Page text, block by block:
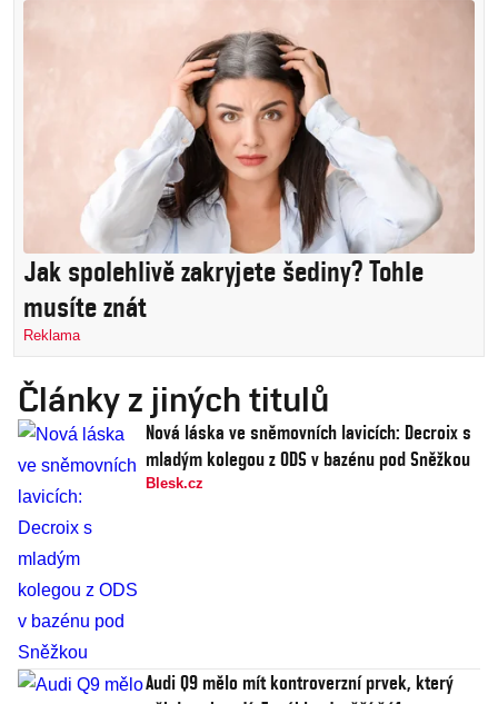
Jak spolehlivě zakryjete šediny? Tohle
musíte znát
Reklama
Články z jiných titulů
Nová láska ve sněmovních lavicích: Decroix s
mladým kolegou z ODS v bazénu pod Sněžkou
Blesk.cz
Audi Q9 mělo mít kontroverzní prvek, který